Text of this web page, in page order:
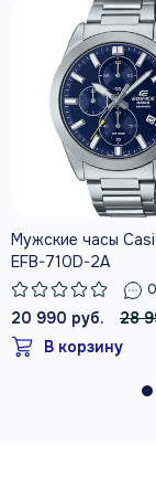
Мужские часы
EFB-710D-2A
0
20 990 руб.
28
В корзину